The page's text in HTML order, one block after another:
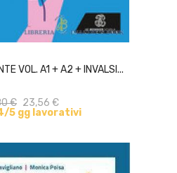
VOL. A1 + A2 + INVALSI...
€ 23,56 €
5 gg lavorativi
ACQUISTA